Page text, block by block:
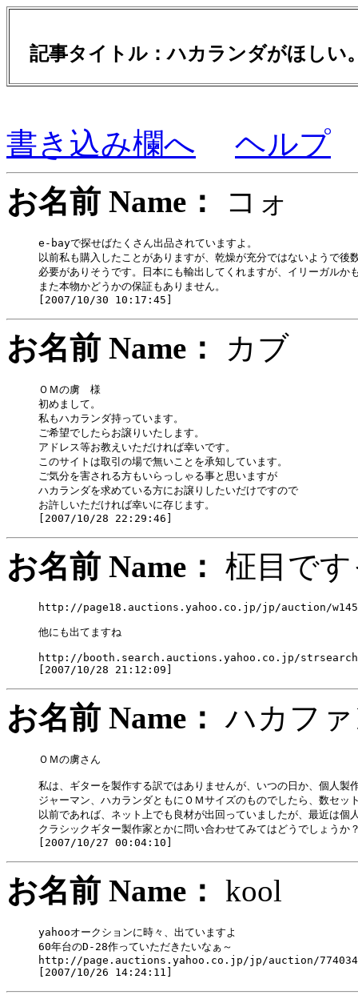
記事タイトル：ハカランダがほし
書き込み欄へ
ヘルプ
お名前 Name：
コ
e-bayで探せばたくさん出品されていますよ。
以前私も購入したことがありますが、乾燥が充分ではないようで後
必要がありそうです。日本にも輸出してくれますが、イリーガルか
また本物かどうかの保証もありません。
お名前 Name： カ
ＯＭの虜　様
初めまして。
私もハカランダ持っています。
ご希望でしたらお譲りいたします。
アドレス等お教えいただければ幸いです。
このサイトは取引の場で無いことを承知しています。
ご気分を害される方もいらっしゃる事と思いますが
ハカランダを求めている方にお譲りしたいだけですので
お許しいただければ幸いに存じます。
お名前 Name： 柾目
http://page18.auctions.yahoo.co.jp/jp/auction/
他にも出てますね
http://booth.search.auctions.yahoo.co.jp/
お名前 Name： ハカ
ＯＭの虜さん
私は、ギターを製作する訳ではありませんが、いつの日か、個人
ジャーマン、ハカランダともにＯＭサイズのものでしたら、数セッ
以前であれば、ネット上でも良材が出回っていましたが、最近は個
クラシックギター製作家とかに問い合わせてみてはどうでしょうか
お名前 Name： kool
yahooオークションに時々、出ていますよ
60年台のD-28作っていただきたいなぁ～
http://page.auctions.yahoo.co.jp/jp/auction/